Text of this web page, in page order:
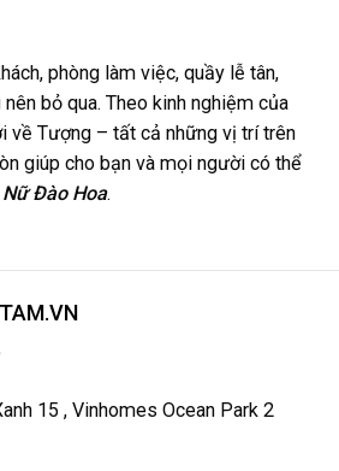
phòng làm việc, quầy lễ tân,
bỏ qua. Theo kinh nghiệm của
về Tượng – tất cả những vị trí trên
giúp cho bạn và mọi người có thể
Đào Hoa.
15 , Vinhomes Ocean Park 2